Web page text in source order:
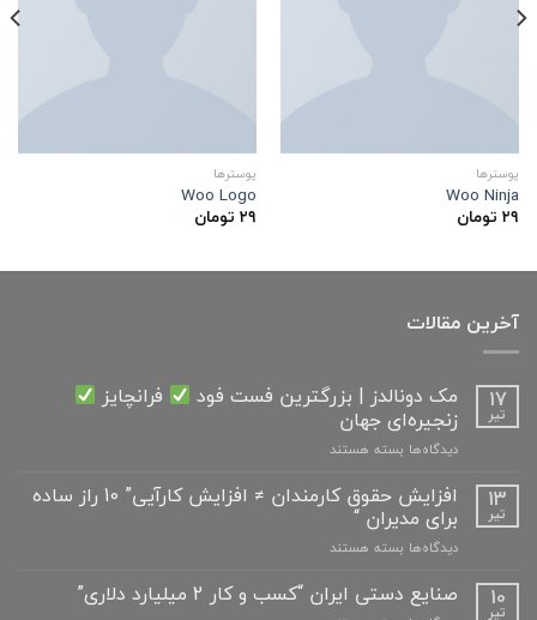
پوسترها
Woo Ninja
۲۹ تومان
پوسترها
Woo Logo
۲۹ تومان
آخرین مقالات
17
تیر
مک دونالدز | بزرگترین فست فود فرانچایز
زنجیره‌ای جهان
دیدگاه‌ها برای
دونالدز
|
بزرگترین
فست
فرانچایز
بسته هستند
13
تیر
افزایش حقوق کارمندان ≠ افزایش کارآیی” 10 راز ساده
برای مدیران “
دیدگاه‌ها برای
حقوق
کارمندان
بسته هستند
10
تیر
صنایع دستی ایران “کسب و کار 2 میلیارد دلاری”